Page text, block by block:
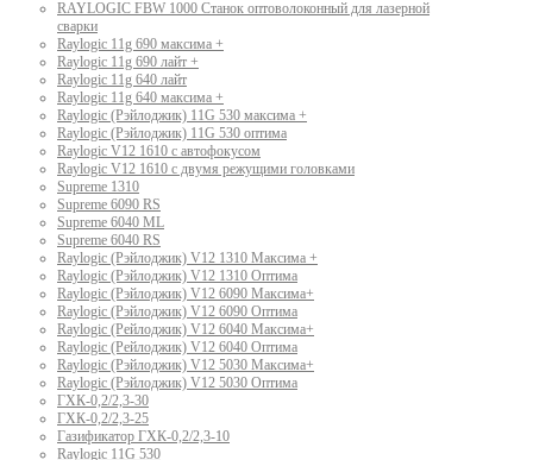
RAYLOGIC FBW 1000 Станок оптоволоконный для лазерной
сварки
Raylogic 11g 690 максима +
Raylogic 11g 690 лайт +
Raylogic 11g 640 лайт
Raylogic 11g 640 максима +
Raylogic (Рэйлоджик) 11G 530 максима +
Raylogic (Рэйлоджик) 11G 530 оптима
Raylogic V12 1610 с автофокусом
Raylogic V12 1610 с двумя режущими головками
Supreme 1310
Supreme 6090 RS
Supreme 6040 ML
Supreme 6040 RS
Raylogic (Рэйлоджик) V12 1310 Максима +
Raylogic (Рэйлоджик) V12 1310 Оптима
Raylogic (Рэйлоджик) V12 6090 Максима+
Raylogic (Рэйлоджик) V12 6090 Оптима
Raylogic (Рейлоджик) V12 6040 Максима+
Raylogic (Рейлоджик) V12 6040 Оптима
Raylogic (Рэйлоджик) V12 5030 Максима+
Raylogic (Рэйлоджик) V12 5030 Оптима
ГХК-0,2/2,3-30
ГХК-0,2/2,3-25
Газификатор ГХК-0,2/2,3-10
Raylogic 11G 530